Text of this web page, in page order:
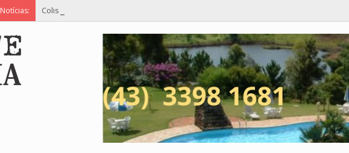
Notícias: Colisão violenta entre Falcon e veículo da Prefeitura de Floresta termina com dois